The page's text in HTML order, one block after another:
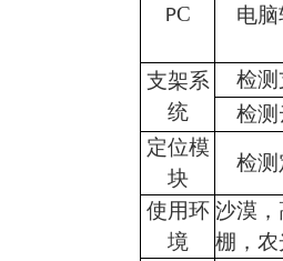
PC 电
支架系
统
检测
检测
定位模
块
检测
使用环
境
沙漠
棚，